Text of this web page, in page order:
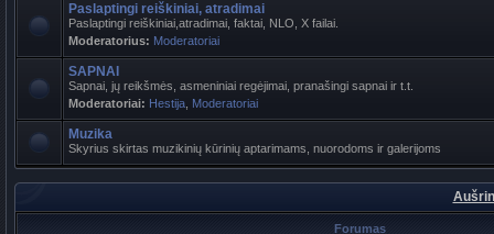
Paslaptingi reiškiniai, atradimai
Paslaptingi reiškiniai,atradimai, faktai, NLO, X failai.
Moderatorius: Moderatoriai
SAPNAI
Sapnai, jų reikšmės, asmeniniai regėjimai, pranašingi sapnai ir t.t.
Moderatoriai: Hestija Moderatoriai
Muzika
Skyrius skirtas muzikinių kūrinių aptarimams, nuorodoms ir galerijoms
Forumas